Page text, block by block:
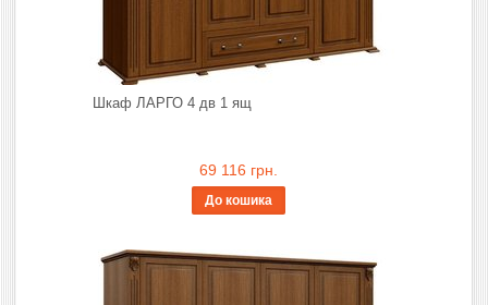
Шкаф ЛАРГО 4 дв 1 ящ
69 116 грн.
До кошика